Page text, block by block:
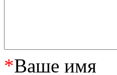
*Ваше имя